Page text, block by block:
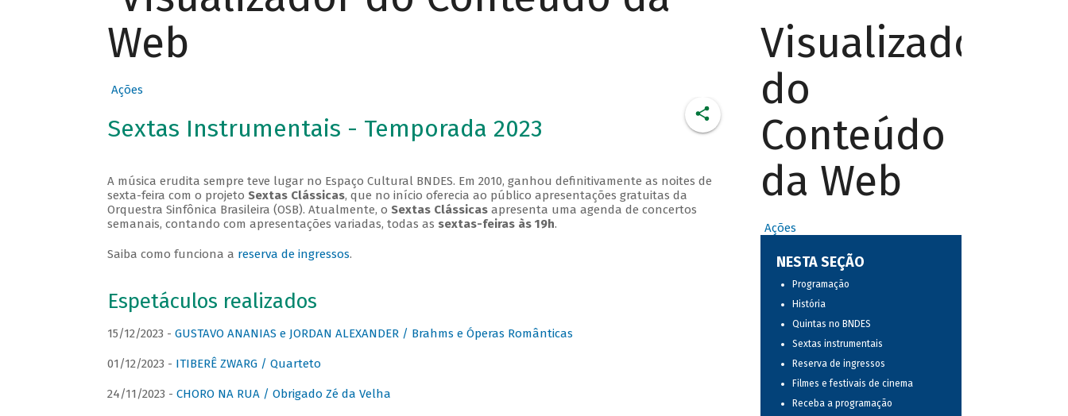
Web
Ações
Sextas Instrumentais - Temporada 2023
A música erudita sempre teve lugar no Espaço Cultural BNDES. Em 2010, ganhou definitivamente as noites de
sexta-feira com o projeto Sextas Clássicas, que no início oferecia ao público apresentações gratuitas da
Orquestra Sinfônica Brasileira (OSB). Atualmente, o Sextas Clássicasapresenta uma agenda de concertos
semanais, contando com apresentações variadas, todas as sextas-feiras às 19h.
Saiba como funciona a reserva de ingressos.
Espetáculos realizados
15/12/2023 - GUSTAVO ANANIAS e JORDAN ALEXANDER / Brahms e Óperas Românticas
01/12/2023 - ITIBERÊ ZWARG / Quarteto
24/11/2023 - CHORO NA RUA / Obrigado Zé da Velha
Visualizador
do
Conteúdo
da Web
Ações
NESTA SEÇÃO
Programação
História
Quintas no BNDES
Sextas instrumentais
Reserva de ingressos
Filmes e festivais de cinema
Receba a programação